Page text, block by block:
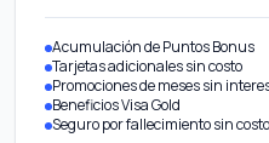
Acumulación de Puntos Bonus
Tarjetas adicionales sin costo
Promociones de meses sin
Beneficios Visa Gold
Seguro por fallecimiento sin costo